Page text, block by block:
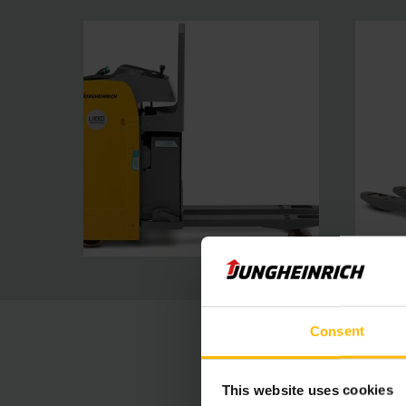
Consent
This website uses cookies